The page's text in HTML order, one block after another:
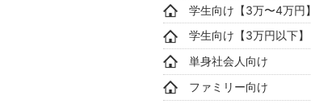
学生向け【3万〜4万円】
学生向け【3万円以下】
単身社会人向け
ファミリー向け